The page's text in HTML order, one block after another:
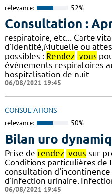
relevance: 52%
Consultation :
respiratoire, etc... Carte
d'identité,Mutuelle ou
possibles : Rendez- vous
évènements respiratoires
hospitalisation de nuit
06/08/2021 19:45
CONSULTATIONS
relevance: 50%
Bilan uro
Prise de rendez- vous sur
Conditions particulières de
consultation d'incontinence
d'infection urinaire.
06/08/2021 19:45